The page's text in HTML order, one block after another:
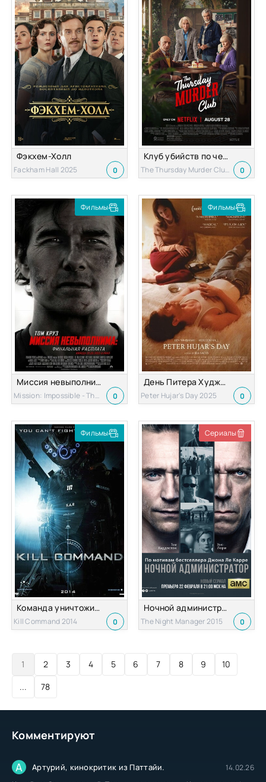
Комментируют
А Артурий, кинокритик из Паттайи. 14.02.26
Фэкхем-Холл
Fackham Hall 2025 0
Клуб убийств по четвергам
The Thursday Murder Club 2025 0
Фильмы
Миссия невыполнима: Финальная расплата
Mission: Impossible - The Final Reckoning 2025 0
Фильмы
День Питера Худжара
Peter Hujar's Day 2025 0
Фильмы
Команда уничтожить
Kill Command 2014 0
Сериалы
Ночной администратор
The Night Manager 2015 0
1 2 3 4 5 6 7 8 9
10
...
78